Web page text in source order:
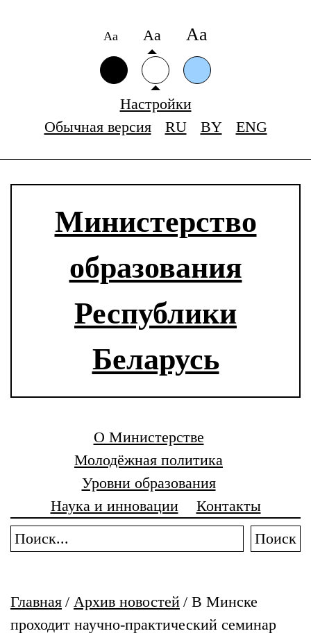
Аа Аа Аа
Настройки
Обычная версия
RU BY ENG
Министерство
образования
Республики
Беларусь
О Министерстве
Молодёжная политика
Уровни образования
Наука и инновации
Контакты
Поиск
Главная / Архив новостей / В Минске
проходит научно-практический семинар